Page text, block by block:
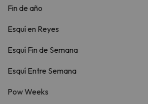
Fin de año
Esquí en Reyes
Esquí Fin de Semana
Esquí Entre Semana
Pow Weeks